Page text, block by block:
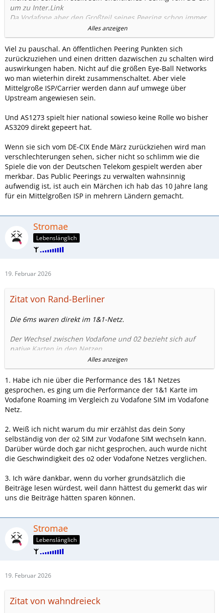
um zu Inter.Link
Da Vodafone aber den Großteil seines Peering schon immer
privat durchführt betrifft das nur einen Bruchteil der
Verbindung überhaupt.
Der Vorteil ist das sich Vodafone nicht mehr selbst um die
Kapazität des öffentlichen Peering kümmern muss sondern
das passiert in Zukunft automatisch durch Inter.Link,
außerdem ist eine höhere Resilienz und geringere Latenz zu
erwarten.
Vodafone oder ein Peering mit inter.link möchten müssen in
Zukunft den Traffic ins Vodafone Netz bezahlen.
Als Kunde merkt man davon nichts, Vodafone hat auch
weiterhin eines der besten Peering aller Deutschen
Netzbetreiber gerade auch weil man nicht nur den AS 3209
nutzten kann sondern auch den Globalen AS 1273 der
Konzernmutter, welcher auf der ganzen Welt
Alles anzeigen
Viel zu pauschal. An öffentlichen Peering Punkten sich
zurückzuziehen und einen dritten dazwischen zu schalten wird
auswirkungen haben. Nicht auf die größen Eye-Ball Networks
wo man wieterhin direkt zusammenschaltet. Aber viele
Mittelgroße ISP/Carrier werden dann auf umwege über
Upstream angewiesen sein.
Und AS1273 spielt hier national sowieso keine Rolle wo bisher
AS3209 direkt gepeert hat.
Wenn sie sich vom DE-CIX Ende März zurückziehen wird man
verschlechterungen sehen, sicher nicht so schlimm wie die
Spiele die von der Deutschen Telekom gespielt werden aber
merkbar. Das Public Peerings zu verwalten wahnsinnig
aufwendig ist, ist auch ein Märchen ich hab das 10 Jahre lang
für ein Mittelgroßen ISP in mehrern Ländern gemacht.
Stromae
Lebenslänglich
19. Februar 2026
Zitat von Rand-Berliner
Die 6ms waren direkt im 1&1-Netz.
Der Wechsel zwischen Vodafone und 02 bezieht sich auf
native Karten in den Netzen.
Ich wäre Dir dankbar, wenn Du nicht grundsätzlich alles
bezweifeln würdest. Messungen beziehen sich auf die App
"Net Analyzer" ohne gleichzeitigen Up- oder Download.
Vielleicht kennst Du die Funktion vom Sony Xperia nicht. Das
kann zwischen 2 Sims wechseln, abhängig von der
Performance der Netze.
Alles anzeigen
1. Habe ich nie über die Performance des 1&1 Netzes
gesprochen, es ging um die Performance der 1&1 Karte im
Vodafone Roaming im Vergleich zu Vodafone SIM im Vodafone
Netz.
2. Weiß ich nicht warum du mir erzählst das dein Sony
selbständig von der o2 SIM zur Vodafone SIM wechseln kann.
Darüber würde doch gar nicht gesprochen, auch wurde nicht
die Geschwindigkeit des o2 oder Vodafone Netzes verglichen.
3. Ich wäre dankbar, wenn du vorher grundsätzlich die
Beiträge lesen würdest, weil dann hättest du gemerkt das wir
uns die Beiträge hätten sparen können.
Stromae
Lebenslänglich
19. Februar 2026
Zitat von wahndreieck